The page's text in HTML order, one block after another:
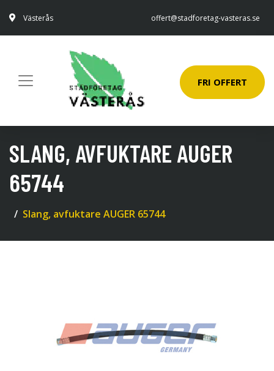
Västerås offert@stadforetag-vasteras.se
FRI OFFERT
SLANG, AVFUKTARE AUGER
65744
Slang, avfuktare AUGER 65744